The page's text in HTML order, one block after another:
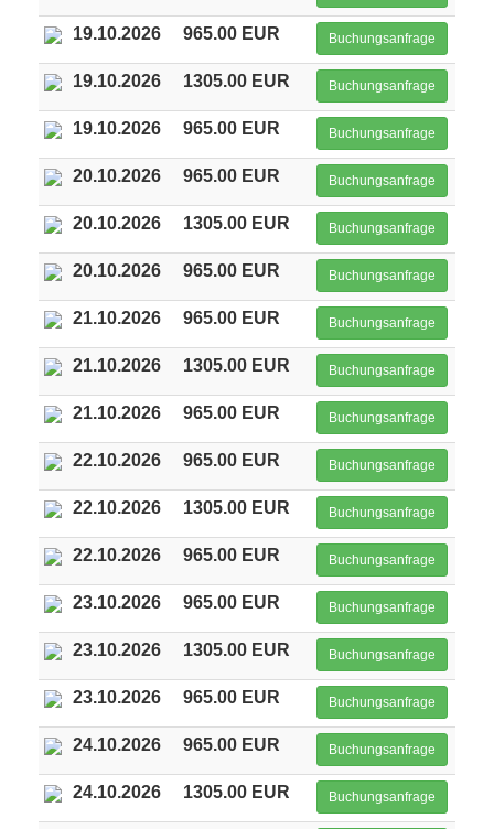
19.10.2026 965.00 EUR Buchungsanfrage
19.10.2026 1305.00 EUR Buchungsanfrage
19.10.2026 965.00 EUR Buchungsanfrage
20.10.2026 965.00 EUR Buchungsanfrage
20.10.2026 1305.00 EUR Buchungsanfrage
20.10.2026 965.00 EUR Buchungsanfrage
21.10.2026 965.00 EUR Buchungsanfrage
21.10.2026 1305.00 EUR Buchungsanfrage
21.10.2026 965.00 EUR Buchungsanfrage
22.10.2026 965.00 EUR Buchungsanfrage
22.10.2026 1305.00 EUR Buchungsanfrage
22.10.2026 965.00 EUR Buchungsanfrage
23.10.2026 965.00 EUR Buchungsanfrage
23.10.2026 1305.00 EUR Buchungsanfrage
23.10.2026 965.00 EUR Buchungsanfrage
24.10.2026 965.00 EUR Buchungsanfrage
24.10.2026 1305.00 EUR Buchungsanfrage